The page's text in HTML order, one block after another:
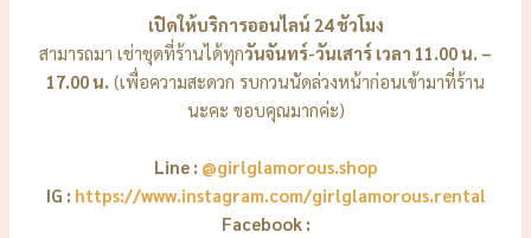
เปิดให้บริการออนไลน์ 24 ชัวโมง
สามารถมา เช่าชุดที่ร้านได้ทุกวันจันทร์-วันเสาร์ เวลา 11.00 น. –
17.00 น. (เพื่อความสะดวก รบกวนนัดล่วงหน้าก่อนเข้ามาที่ร้าน
นะคะ ขอบคุณมากค่ะ)
Line : @girlglamorous.shop
IG : https://www.instagram.com/girlglamorous.rental
Facebook :